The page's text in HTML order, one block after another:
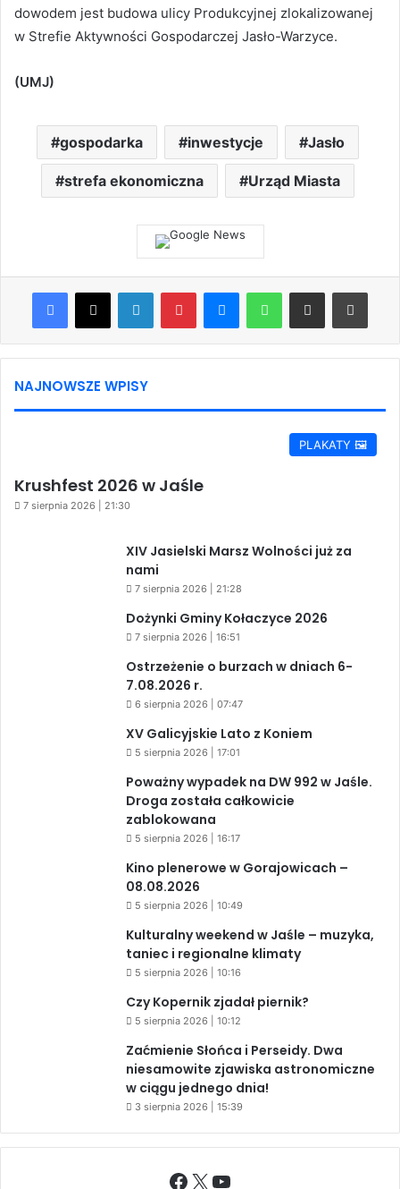
dowodem jest budowa ulicy Produkcyjnej zlokalizowanej
w Strefie Aktywności Gospodarczej Jasło-Warzyce.
(UMJ)
gospodarka inwestycje Jasło
strefa ekonomiczna Urząd Miasta
Facebook
X LinkedInPinterestMessengerWhatsAppShare via Email Print
NAJNOWSZE WPISY
PLAKATY 🖼️
Krushfest 2026 w Jaśle
7 sierpnia 2026 | 21:30
XIV Jasielski Marsz Wolności już za
nami
7 sierpnia 2026 | 21:28
Dożynki Gminy Kołaczyce 2026
7 sierpnia 2026 | 16:51
Ostrzeżenie o burzach w dniach 6-
7.08.2026 r.
6 sierpnia 2026 | 07:47
XV Galicyjskie Lato z Koniem
5 sierpnia 2026 | 17:01
Poważny wypadek na DW 992 w Jaśle.
Droga została całkowicie
zablokowana
5 sierpnia 2026 | 16:17
Kino plenerowe w Gorajowicach –
08.08.2026
5 sierpnia 2026 | 10:49
Kulturalny weekend w Jaśle – muzyka,
taniec i regionalne klimaty
5 sierpnia 2026 | 10:16
Czy Kopernik zjadał piernik?
5 sierpnia 2026 | 10:12
Zaćmienie Słońca i Perseidy. Dwa
niesamowite zjawiska astronomiczne
w ciągu jednego dnia!
3 sierpnia 2026 | 15:39
Facebook
X YouTube